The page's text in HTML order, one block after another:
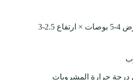
مساحة كبيرة للطباعة (بعرض 4-5 بوصات × ارتفاع 2.5-3
درجة حرارة المشروبات